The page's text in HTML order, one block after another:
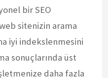
bir SEO
sitenizin arama
iyi indekslenmesini
sonuçlarında üst
daha fazla